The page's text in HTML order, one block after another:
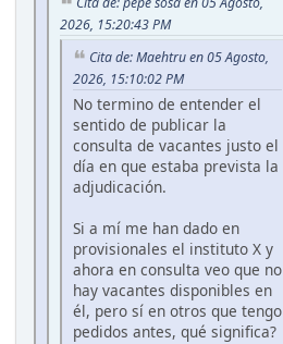
2026, 15:20:43 PM
Cita de: Maehtru en 05 Agosto,
2026, 15:10:02 PM
No termino de entender el
sentido de publicar la
consulta de vacantes justo el
día en que estaba prevista la
adjudicación.
Si a mí me han dado en
provisionales el instituto X y
ahora en consulta veo que no
hay vacantes disponibles en
él, pero sí en otros que tengo
pedidos antes, qué significa?